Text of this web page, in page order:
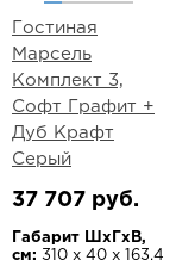
Гостиная
Марсель
Комплект 3,
Софт Графит +
Дуб Крафт
Серый
37 707 руб.
Габарит ШхГхВ,
см: 310 х 40 х 163.4